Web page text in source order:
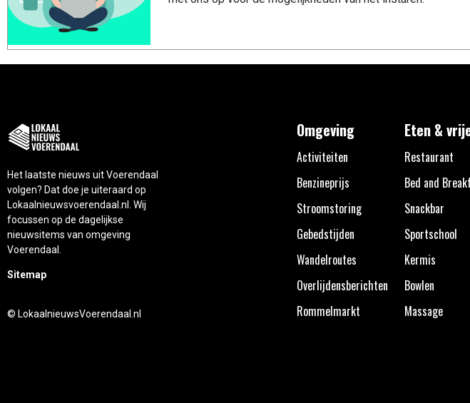
Het laatste nieuws uit Voerendaal
volgen? Dat doe je uiteraard op
Lokaalnieuwsvoerendaal.nl. Wij
focussen op de dagelijkse
nieuwsitems van omgeving
Voerendaal.
Sitemap
© LokaalnieuwsVoerendaal.nl
Omgeving
Activiteiten
Benzineprijs
Stroomstoring
Gebedstijden
Wandelroutes
Overlijdensberichten
Rommelmarkt
Eten &
Restaurant
Bed and
Snackbar
Sportschool
Kermis
Bowlen
Massage